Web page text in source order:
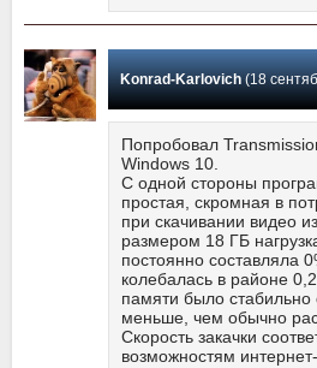
Konrad-Karlovich(18 сентября 2017
Попробовал
Windows 10.
С одной стороны
простая, скромная в
при скачивании видео
размером 18 ГБ
постоянно составляла
колебалась в районе
памяти было
меньше, чем обычно
Скорость закачки
возможностям